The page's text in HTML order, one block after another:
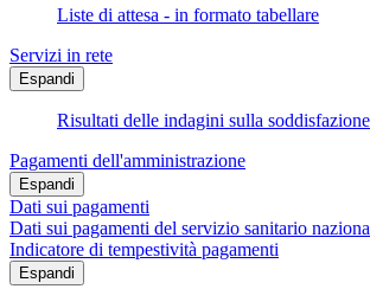
Liste di attesa - in formato tabellare
Servizi in rete
Espandi
Risultati delle indagini sulla
Pagamenti dell'amministrazione
Espandi
Dati sui pagamenti
Dati sui pagamenti del servizio sanitario
Indicatore di tempestività pagamenti
Espandi